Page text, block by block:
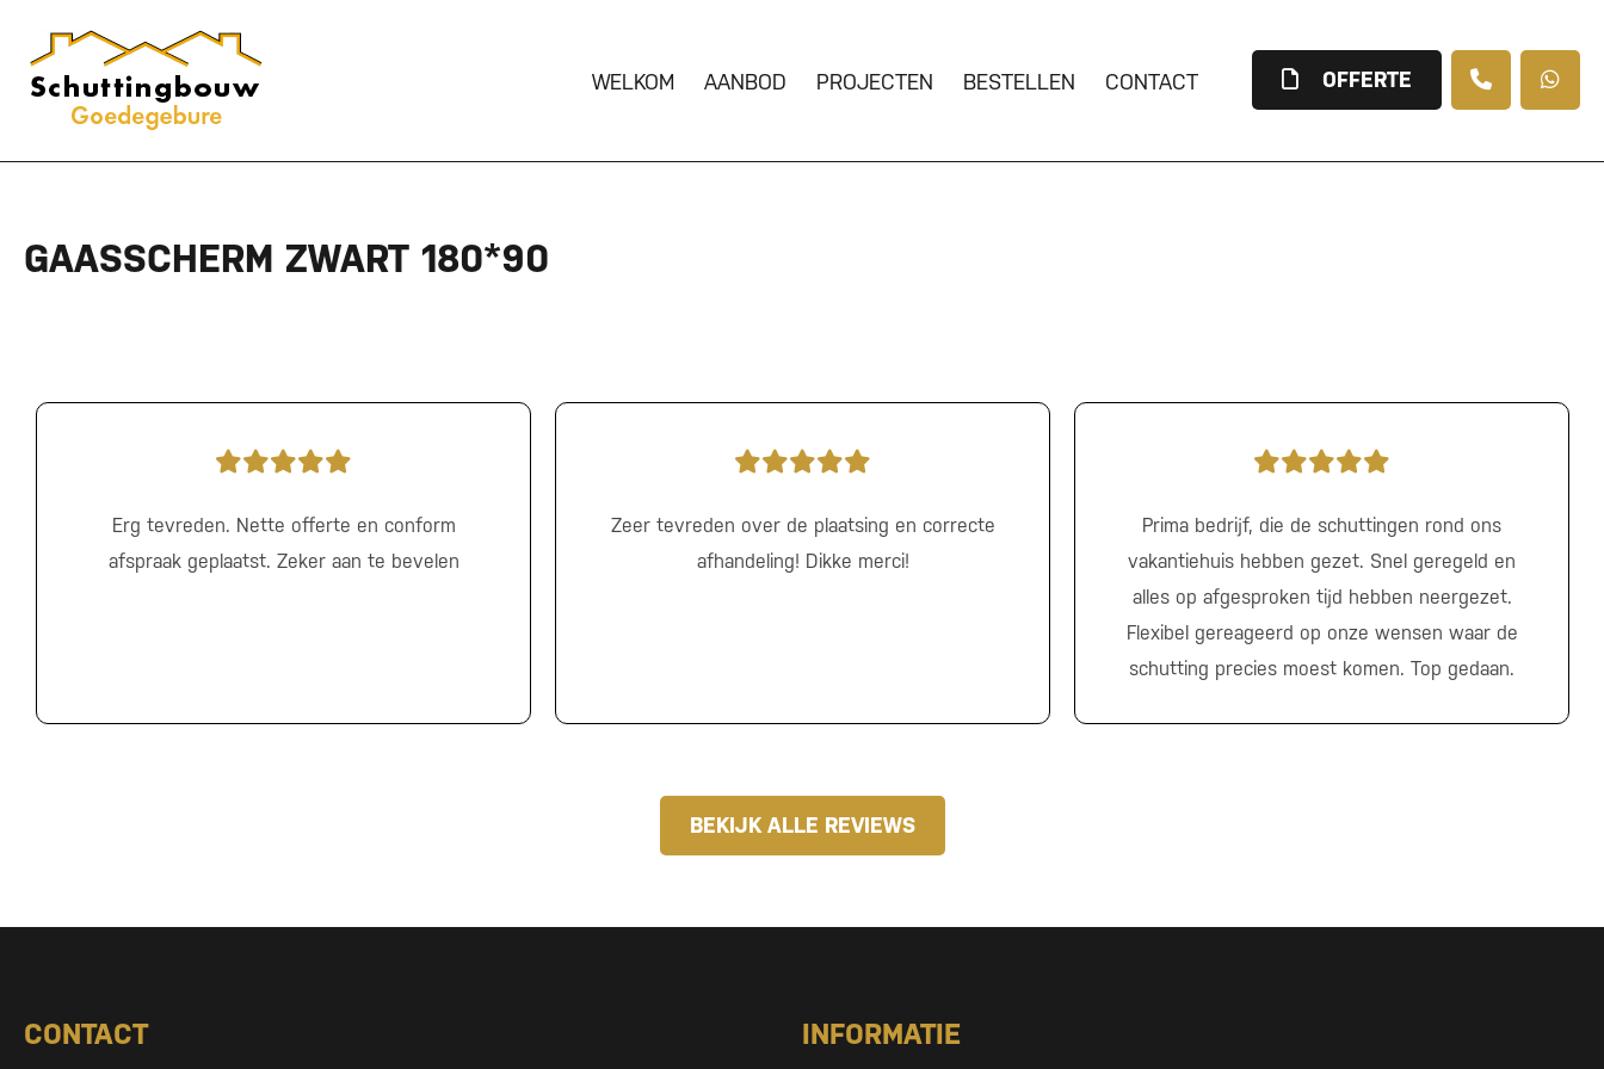
WELKOM AANBOD PROJECTEN BESTELLEN CONTACT OFFERTE
GAASSCHERM ZWART 180*90
Erg tevreden. Nette offerte en conform
afspraak geplaatst. Zeker aan te bevelen
Zeer tevreden over de plaatsing en correcte
afhandeling! Dikke merci!
Prima bedrijf, die de schuttingen rond ons
vakantiehuis hebben gezet. Snel geregeld en
alles op afgesproken tijd hebben neergezet.
Flexibel gereageerd op onze wensen waar de
schutting precies moest komen. Top gedaan.
BEKIJK ALLE REVIEWS
CONTACT INFORMATIE